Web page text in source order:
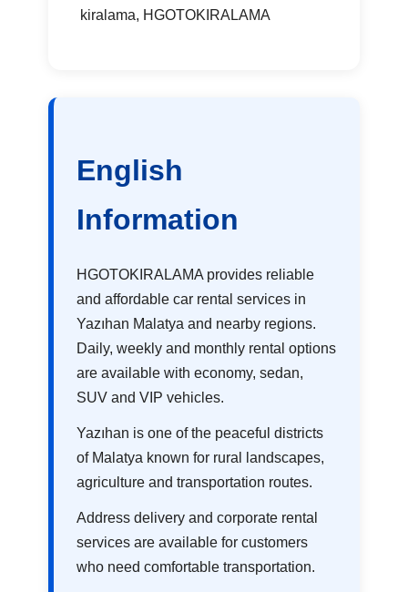
kiralama, HGOTOKIRALAMA
English
Information
HGOTOKIRALAMA provides reliable
and affordable car rental services in
Yazıhan Malatya and nearby regions.
Daily, weekly and monthly rental options
are available with economy, sedan,
SUV and VIP vehicles.
Yazıhan is one of the peaceful districts
of Malatya known for rural landscapes,
agriculture and transportation routes.
Address delivery and corporate rental
services are available for customers
who need comfortable transportation.